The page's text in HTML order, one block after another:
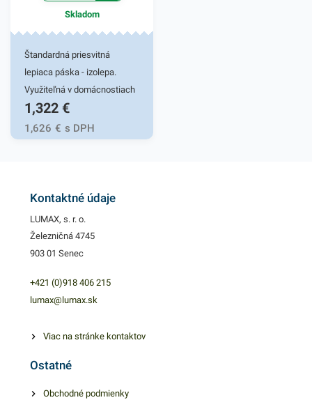
Skladom
Štandardná priesvitná
lepiaca páska - izolepa.
Využiteľná v domácnostiach
a kanceláriách na balenie a
archivovanie. Odolná a
nepriepustná. Šírka pásky
1,322 €
1,626 € s DPH
Kontaktné údaje
LUMAX, s. r. o.
Železničná 4745
903 01 Senec
+421 (0)918 406 215
lumax@lumax.sk
Viac na stránke kontaktov
Ostatné
Obchodné podmienky